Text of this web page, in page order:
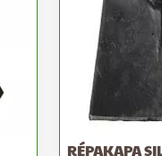
RÉPAKAPA